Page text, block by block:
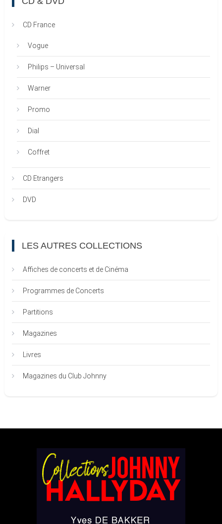
CD France
Vogue
Philips – Universal
Warner
Promo
Dial
Coffret
CD Etrangers
DVD
LES AUTRES COLLECTIONS
Affiches de concerts et de Cinéma
Programmes de Concerts
Partitions
Magazines
Livres
Magazines du Club Johnny